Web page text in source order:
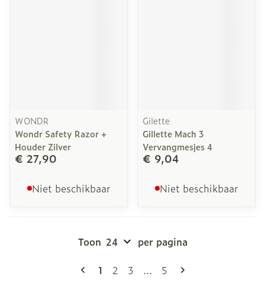
WONDR
Wondr Safety Razor +
Houder Zilver
€ 27,90
Niet beschikbaar
Gilette
Gillette Mach 3
Vervangmesjes 4
€ 9,04
Niet beschikbaar
Pagina's
U lees momenteel pagina
1 Pagina
2 Pagina
3 ... Pagina
5
Toon per pagina